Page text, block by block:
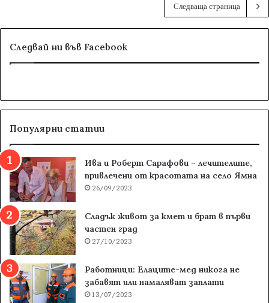
Следваща страница
Следвай ни във Facebook
Популярни статии
Ива и Роберт Сарафови – лечителите,
привлечени от красотата на село Ямна
26/09/2023
Сладък живот за кмет и брат в първи
частен град
27/10/2023
Работници: Елаците-мед никога не
забавят или намаляват заплати
13/07/2023